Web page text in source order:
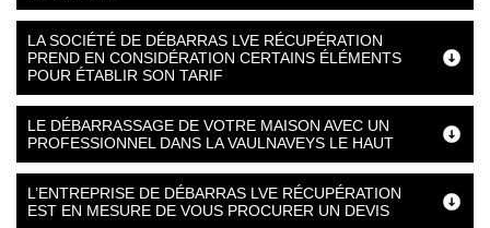
LA SOCIÉTÉ DE DÉBARRAS LVE RÉCUPÉRATION
PREND EN CONSIDÉRATION CERTAINS ÉLÉMENTS
POUR ÉTABLIR SON TARIF
LE DÉBARRASSAGE DE VOTRE MAISON AVEC UN
PROFESSIONNEL DANS LA VAULNAVEYS LE HAUT
L’ENTREPRISE DE DÉBARRAS LVE RÉCUPÉRATION
EST EN MESURE DE VOUS PROCURER UN DEVIS